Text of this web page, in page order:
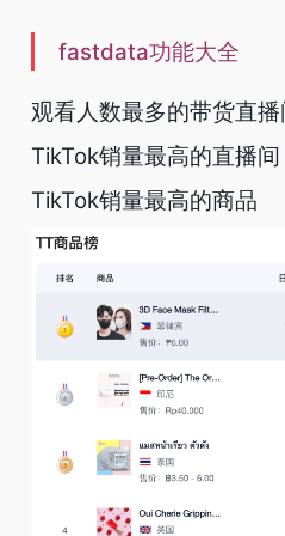
fastdata功能大全
观看人数最多的带货直
TikTok销量最高的直播间
TikTok销量最高的商品